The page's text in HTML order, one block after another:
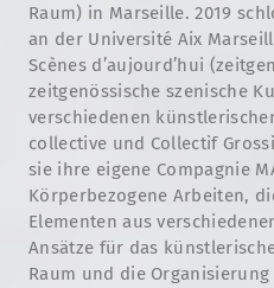
Raum) in Marseille. 2019
an der Université Aix
Scènes d’aujourd’hui
zeitgenössische szenische
verschiedenen
collective und Collectif
sie ihre eigene Compagnie
Körperbezogene Arbeiten,
Elementen aus
Ansätze für das
Raum und die